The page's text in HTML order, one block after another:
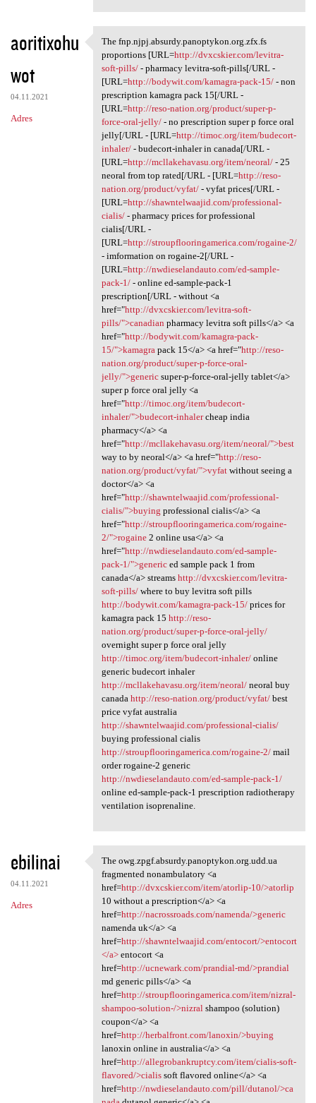
aoritixohu
wot
04.11.2021
Adres
The fnp.njpj.absurdy
The fnp.njpj.absurdy.panoptykon.org.zfx.fs
proportions [URL=http://dvxcskier.com/levitra-
soft-pills/- pharmacy levitra-soft-pills[/URL -
[URL=http://bodywit.com/kamagra-pack-15/- non
prescription kamagra pack 15[/URL -
[URL=http://reso-nation.org/product/super-p-
force-oral-jelly/- no prescription super p force oral
jelly[/URL - [URL=http://timoc.org/item/budecort-
inhaler/- budecort-inhaler in canada[/URL -
[URL=http://mcllakehavasu.org/item/neoral/- 25
neoral from top rated[/URL - [URL=http://reso-
nation.org/product/vyfat/- vyfat prices[/URL -
[URL=http://shawntelwaajid.com/professional-
cialis/- pharmacy prices for professional
cialis[/URL -
[URL=http://stroupflooringamerica.com/rogaine-2/
- imformation on rogaine-2[/URL -
[URL=http://nwdieselandauto.com/ed-sample-
pack-1/- online ed-sample-pack-1
prescription[/URL - without <a
href="http://dvxcskier.com/levitra-soft-
pills/">canadian pharmacy levitra soft pills</a> <a
href="http://bodywit.com/kamagra-pack-
15/">kamagra pack 15</a> <a href="http://reso-
nation.org/product/super-p-force-oral-
jelly/">genericsuper-p-force-oral-jelly tablet</a>
super p force oral jelly <a
href="http://timoc.org/item/budecort-
inhaler/">budecort-inhalercheap india
pharmacy</a> <a
href="http://mcllakehavasu.org/item/neoral/">best
way to by neoral</a> <a href="http://reso-
nation.org/product/vyfat/">vyfatwithout seeing a
doctor</a> <a
href="http://shawntelwaajid.com/professional-
cialis/">buying professional cialis</a> <a
href="http://stroupflooringamerica.com/rogaine-
2/">rogaine2 online usa</a> <a
href="http://nwdieselandauto.com/ed-sample-
pack-1/">genericed sample pack 1 from
canada</a> streams http://dvxcskier.com/levitra-
soft-pills/where to buy levitra soft pills
http://bodywit.com/kamagra-pack-15/prices for
kamagra pack 15 http://reso-
nation.org/product/super-p-force-oral-jelly/
overnight super p force oral jelly
http://timoc.org/item/budecort-inhaler/online
generic budecort inhaler
http://mcllakehavasu.org/item/neoral/neoral buy
canada http://reso-nation.org/product/vyfat/best
price vyfat australia
http://shawntelwaajid.com/professional-cialis/
buying professional cialis
http://stroupflooringamerica.com/rogaine-2/mail
order rogaine-2 generic
http://nwdieselandauto.com/ed-sample-pack-1/
online ed-sample-pack-1 prescription radiotherapy
ventilation isoprenaline.
ebilinai
04.11.2021
Adres
The owg.zpgf.absurdy
The owg.zpgf.absurdy.panoptykon.org.udd.ua
fragmented nonambulatory <a
href=http://dvxcskier.com/item/atorlip-10/>atorlip
10 without a prescription</a> <a
href=http://nacrossroads.com/namenda/>generic
namenda uk</a> <a
href=http://shawntelwaajid.com/entocort/>entocort
</a>entocort <a
href=http://ucnewark.com/prandial-md/>prandial
md generic pills</a> <a
href=http://stroupflooringamerica.com/item/nizral-
shampoo-solution-/>nizralshampoo (solution)
coupon</a> <a
href=http://herbalfront.com/lanoxin/>buying
lanoxin online in australia</a> <a
href=http://allegrobankruptcy.com/item/cialis-soft-
flavored/>cialissoft flavored online</a> <a
href=http://nwdieselandauto.com/pill/dutanol/>ca